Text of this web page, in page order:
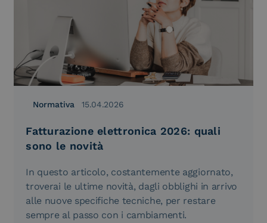
Normativa 15.04.2026
Fatturazione elettronica 2026: quali
sono le novità
In questo articolo, costantemente aggiornato,
troverai le ultime novità, dagli obblighi in arrivo
alle nuove specifiche tecniche, per restare
sempre al passo con i cambiamenti.